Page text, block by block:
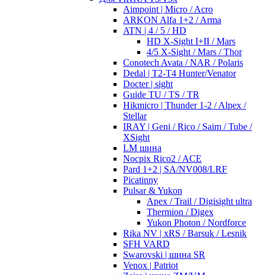
Aimpoint | Micro / Acro
ARKON Alfa 1+2 / Arma
ATN | 4 / 5 / HD
HD X-Sight I+II / Mars
4/5 X-Sight / Mars / Thor
Conotech Avata / NAR / Polaris
Dedal | T2-T4 Hunter/Venator
Docter | sight
Guide TU / TS / TR
Hikmicro | Thunder 1-2 / Alpex /
Stellar
IRAY | Geni / Rico / Saim / Tube /
XSight
LM шина
Nocpix Rico2 / ACE
Pard 1+2 | SA/NV008/LRF
Picatinny
Pulsar & Yukon
Apex / Trail / Digisight ultra
Thermion / Digex
Yukon Photon / Nordforce
Rika NV | xRS / Barsuk / Lesnik
SFH VARD
Swarovski | шина SR
Venox | Patriot